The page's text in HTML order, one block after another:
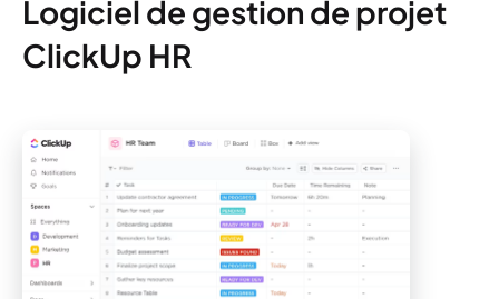
Logiciel de gestion de projet
ClickUp HR